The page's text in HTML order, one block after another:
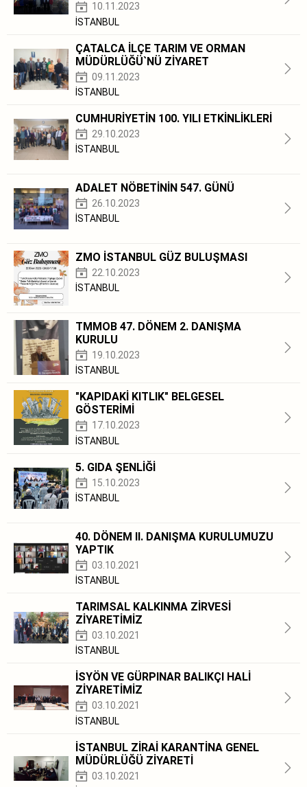
10.11.2023
İSTANBUL
ÇATALCA İLÇE TARIM VE ORMAN
MÜDÜRLÜĞÜ`NÜ ZİYARET
09.11.2023
İSTANBUL
CUMHURİYETİN 100. YILI ETKİNLİKLERİ
29.10.2023
İSTANBUL
ADALET NÖBETİNİN 547. GÜNÜ
26.10.2023
İSTANBUL
ZMO İSTANBUL GÜZ BULUŞMASI
22.10.2023
İSTANBUL
TMMOB 47. DÖNEM 2. DANIŞMA
KURULU
19.10.2023
İSTANBUL
"KAPIDAKİ KITLIK" BELGESEL
GÖSTERİMİ
17.10.2023
İSTANBUL
5. GIDA ŞENLİĞİ
15.10.2023
İSTANBUL
40. DÖNEM II. DANIŞMA KURULUMUZU
YAPTIK
03.10.2021
İSTANBUL
TARIMSAL KALKINMA ZİRVESİ
ZİYARETİMİZ
03.10.2021
İSTANBUL
İSYÖN VE GÜRPINAR BALIKÇI HALİ
ZİYARETİMİZ
03.10.2021
İSTANBUL
İSTANBUL ZİRAİ KARANTİNA GENEL
MÜDÜRLÜĞÜ ZİYARETİ
03.10.2021